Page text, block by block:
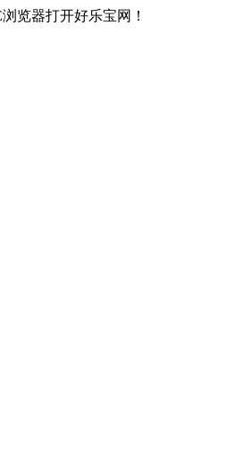
览器打开好乐宝网！